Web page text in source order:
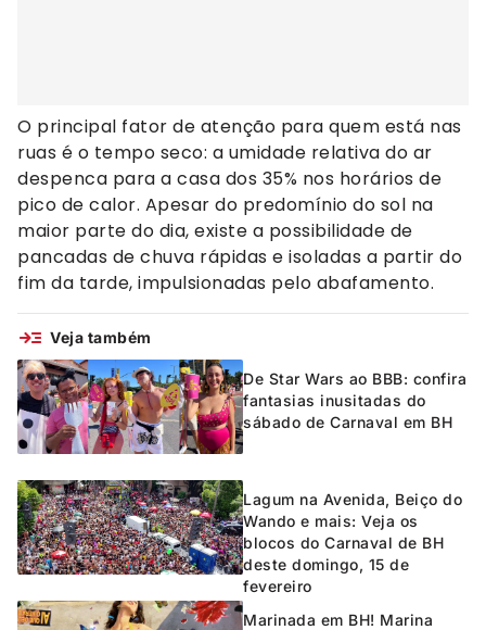
O principal fator de atenção para quem está nas
ruas é o tempo seco: a umidade relativa do ar
despenca para a casa dos 35% nos horários de
pico de calor. Apesar do predomínio do sol na
maior parte do dia, existe a possibilidade de
pancadas de chuva rápidas e isoladas a partir do
fim da tarde, impulsionadas pelo abafamento.
Veja também
De Star Wars ao BBB: confira
fantasias inusitadas do
sábado de Carnaval em BH
Lagum na Avenida, Beiço do
Wando e mais: Veja os
blocos do Carnaval de BH
deste domingo, 15 de
fevereiro
Marinada em BH! Marina